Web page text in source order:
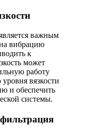
важным
вибрацию
к
может
работу
вязкости
и обеспечить
системы.